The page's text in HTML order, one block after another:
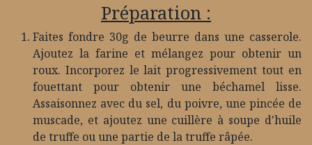
Préparation :
Faites fondre 30g de beurre dans une casserole.
Ajoutez la farine et mélangez pour obtenir un
roux. Incorporez le lait progressivement tout en
fouettant pour obtenir une béchamel lisse.
Assaisonnez avec du sel, du poivre, une pincée de
muscade, et ajoutez une cuillère à soupe d'huile
de truffe ou une partie de la truffe râpée.